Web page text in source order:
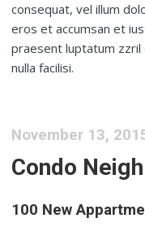
consequat, vel illum
eros et accumsan et
praesent luptatum
nulla facilisi.
November 13,
Condo
100 New